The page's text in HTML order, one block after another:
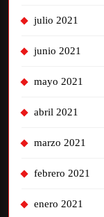
julio 2021
junio 2021
mayo 2021
abril 2021
marzo 2021
febrero 2021
enero 2021